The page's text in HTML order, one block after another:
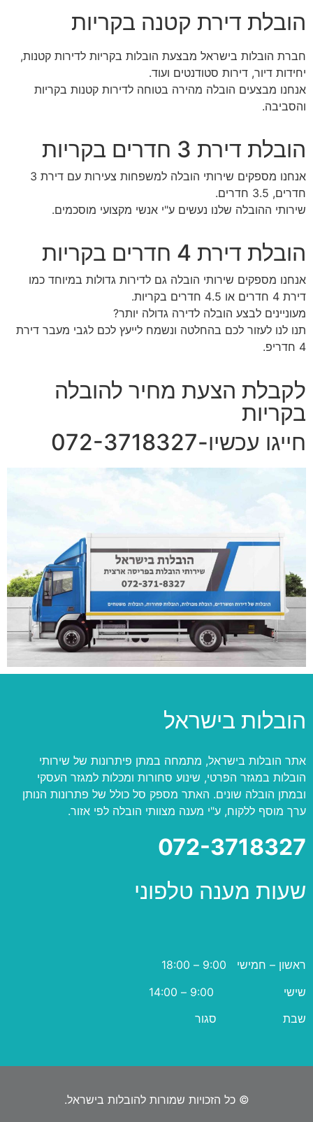
הובלת דירת קטנה בקריות
חברת הובלות בישראל מבצעת הובלות בקריות לדירות קטנות,
יחידות דיור, דירות סטודנטים ועוד.
אנחנו מבצעים הובלה מהירה בטוחה לדירות קטנות בקריות
והסביבה.
הובלת דירת 3 חדרים בקריות
אנחנו מספקים שירותי הובלה למשפחות צעירות עם דירת 3
חדרים, 3.5 חדרים.
שירותי ההובלה שלנו נעשים ע"י אנשי מקצועי מוסכמים.
הובלת דירת 4 חדרים בקריות
אנחנו מספקים שירותי הובלה גם לדירות גדולות במיוחד כמו
דירת 4 חדרים או 4.5 חדרים בקריות.
מעוניינים לבצע הובלה לדירה גדולה יותר?
תנו לנו לעזור לכם בהחלטה ונשמח לייעץ לכם לגבי מעבר דירת
4 חדריפ.
לקבלת הצעת מחיר להובלה
בקריות
חייגו עכשיו-072-3718327
הובלות בישראל
אתר הובלות בישראל, מתמחה במתן פיתרונות של שירותי
הובלות במגזר הפרטי, שינוע סחורות ומכלות למגזר העסקי
ובמתן הובלה שונים. האתר מספק סל כולל של פתרונות הנותן
ערך מוסף ללקוח, ע"י מענה מצוותי הובלה לפי אזור.
072-3718327
שעות מענה טלפוני
ראשון – חמישי 9:00 – 18:00
שישי 9:00 – 14:00
שבת סגור
© כל הזכויות שמורות להובלות בישראל.